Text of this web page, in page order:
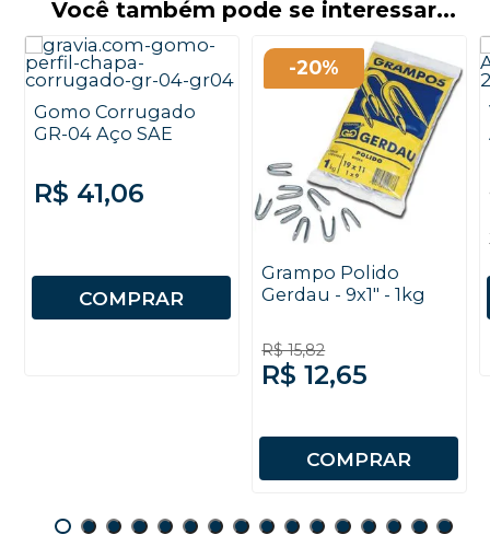
Você também pode se interessar...
Gomo Corrugado
GR-04 Aço SAE
R$ 41,06
COMPRAR
Grampo Polido
Gerdau - 9x1" - 1kg
R$ 15,82
R$ 12,65
COMPRAR
-20%